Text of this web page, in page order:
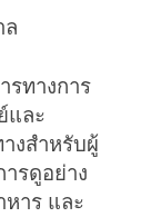
รทางการ
และ
งสำหรับผู้
รดูอย่าง
าร และ